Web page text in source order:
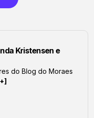
Kristensen e
do Blog do Moraes